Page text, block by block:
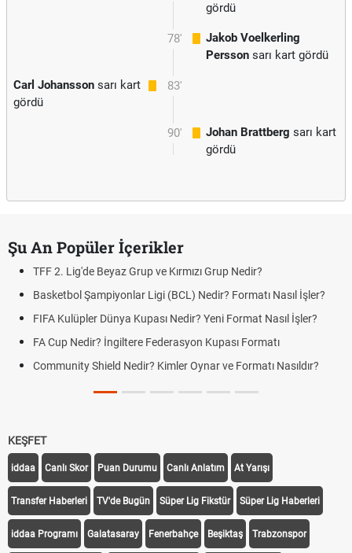
gördü
78'
Jakob Voelkerling
Persson sarı kart gördü
83'
Carl Johansson sarı kart
gördü
90' Johan Brattberg sarı kart
gördü
Şu An Popüler İçerikler
TFF 2. Lig'de Beyaz Grup ve Kırmızı Grup Nedir?
Basketbol Şampiyonlar Ligi (BCL) Nedir? Formatı Nasıl İşler?
FIFA Kulüpler Dünya Kupası Nedir? Yeni Format Nasıl İşler?
FA Cup Nedir? İngiltere Federasyon Kupası Formatı
Community Shield Nedir? Kimler Oynar ve Formatı Nasıldır?
KEŞFET
iddaa Canlı Skor Puan Durumu Canlı Anlatım At Yarışı
Transfer Haberleri TV'de Bugün Süper Lig Fikstür Süper Lig Haberleri
iddaa Programı Galatasaray Fenerbahçe Beşiktaş Trabzonspor